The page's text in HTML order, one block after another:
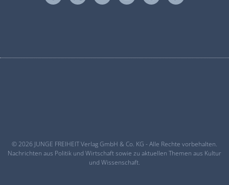
© 2026 JUNGE FREIHEIT Verlag GmbH & Co. KG - Alle Rechte vorbehalten.
Nachrichten aus Politik und Wirtschaft sowie zu aktuellen Themen aus Kultur
und Wissenschaft.